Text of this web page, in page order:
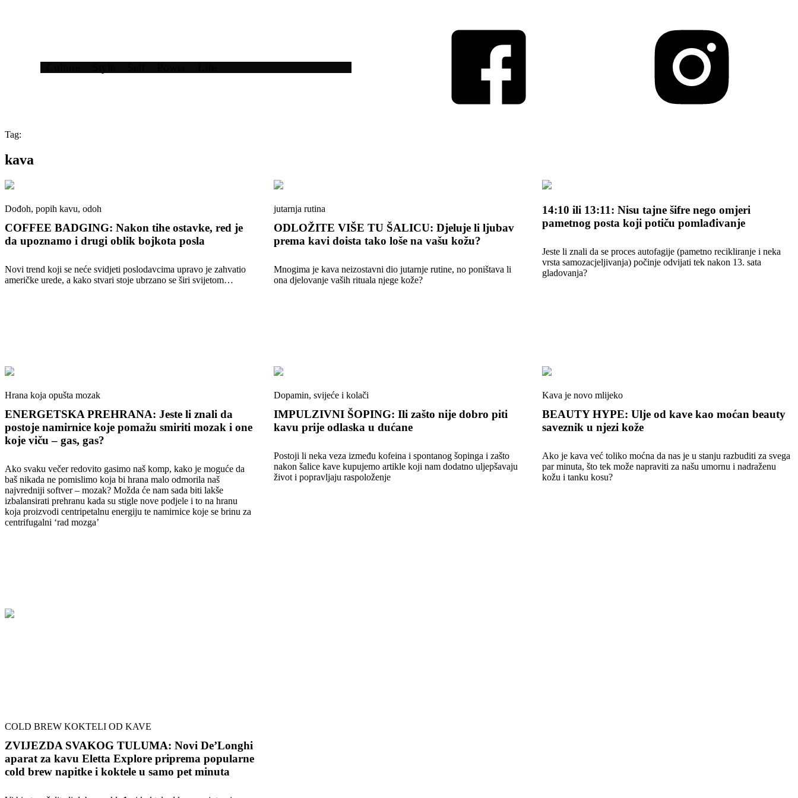
Tag:
kava
Dođoh, popih kavu, odoh
COFFEE BADGING: Nakon tihe ostavke, red je
da upoznamo i drugi oblik bojkota posla
Novi trend koji se neće svidjeti poslodavcima upravo je zahvatio
američke urede, a kako stvari stoje ubrzano se širi svijetom…
jutarnja rutina
ODLOŽITE VIŠE TU ŠALICU: Djeluje li ljubav
prema kavi doista tako loše na vašu kožu?
Mnogima je kava neizostavni dio jutarnje rutine, no poništava li
ona djelovanje vaših rituala njege kože?
14:10 ili 13:11: Nisu tajne šifre nego omjeri
pametnog posta koji potiču pomlađivanje
Jeste li znali da se proces autofagije (pametno recikliranje i neka
vrsta samozacjeljivanja) počinje odvijati tek nakon 13. sata
gladovanja?
Hrana koja opušta mozak
ENERGETSKA PREHRANA: Jeste li znali da
postoje namirnice koje pomažu smiriti mozak i one
koje viču – gas, gas?
Ako svaku večer redovito gasimo naš komp, kako je moguće da
baš nikada ne pomislimo koja bi hrana malo odmorila naš
najvredniji softver – mozak? Možda će nam sada biti lakše
izbalansirati prehranu kada su stigle nove podjele i to na hranu
koja proizvodi centripetalnu energiju te namirnice koje se brinu za
centrifugalni ‘rad mozga’
Dopamin, svijeće i kolači
IMPULZIVNI ŠOPING: Ili zašto nije dobro piti
kavu prije odlaska u dućane
Postoji li neka veza između kofeina i spontanog šopinga i zašto
nakon šalice kave kupujemo artikle koji nam dodatno uljepšavaju
život i popravljaju raspoloženje
Kava je novo mlijeko
BEAUTY HYPE: Ulje od kave kao moćan beauty
saveznik u njezi kože
Ako je kava već toliko moćna da nas je u stanju razbuditi za svega
par minuta, što tek može napraviti za našu umornu i nadraženu
kožu i tanku kosu?
COLD BREW KOKTELI OD KAVE
ZVIJEZDA SVAKOG TULUMA: Novi De’Longhi
aparat za kavu Eletta Explore priprema popularne
cold brew napitke i koktele u samo pet minuta